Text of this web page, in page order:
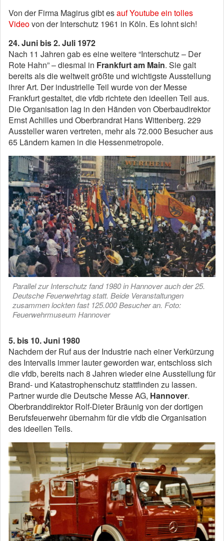
Von der Firma Magirus gibt esauf Youtube ein tolles
Videovon der Interschutz 1961 in Köln. Es lohnt sich!
24. Juni bis 2. Juli 1972
Nach 11 Jahren gab es eine weitere “Interschutz – Der
Rote Hahn” – diesmal in Frankfurt am Main. Sie galt
bereits als die weltweit größte und wichtigste Ausstellung
ihrer Art. Der industrielle Teil wurde von der Messe
Frankfurt gestaltet, die vfdb richtete den ideellen Teil aus.
Die Organisation lag in den Händen von Oberbaudirektor
Ernst Achilles und Oberbrandrat Hans Wittenberg. 229
Aussteller waren vertreten, mehr als 72.000 Besucher aus
65 Ländern kamen in die Hessenmetropole.
Parallel zur Interschutz fand 1980 in Hannover auch der 25.
Deutsche Feuerwehrtag statt. Beide Veranstaltungen
zusammen lockten fast 125.000 Besucher an. Foto:
Feuerwehrmuseum Hannover
5. bis 10. Juni 1980
Nachdem der Ruf aus der Industrie nach einer Verkürzung
des Intervalls immer lauter geworden war, entschloss sich
die vfdb, bereits nach 8 Jahren wieder eine Ausstellung für
Brand- und Katastrophenschutz stattfinden zu lassen.
Partner wurde die Deutsche Messe AG, Hannover.
Oberbranddirektor Rolf-Dieter Bräunig von der dortigen
Berufsfeuerwehr übernahm für die vfdb die Organisation
des ideellen Teils.